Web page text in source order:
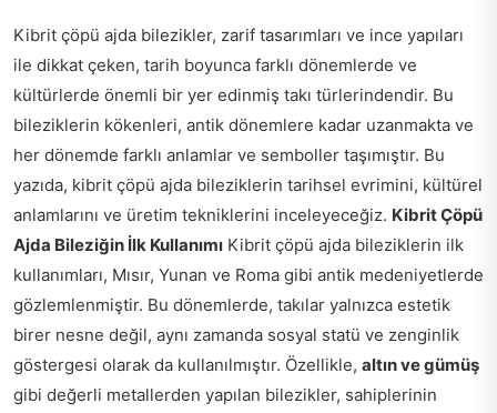
Kibrit çöpü ajda bilezikler, zarif tasarımları ve ince yapıları
ile dikkat çeken, tarih boyunca farklı dönemlerde ve
kültürlerde önemli bir yer edinmiş takı türlerindendir. Bu
bileziklerin kökenleri, antik dönemlere kadar uzanmakta ve
her dönemde farklı anlamlar ve semboller taşımıştır. Bu
yazıda, kibrit çöpü ajda bileziklerin tarihsel evrimini, kültürel
anlamlarını ve üretim tekniklerini inceleyeceğiz. Kibrit Çöpü
Ajda Bileziğin İlk Kullanımı Kibrit çöpü ajda bileziklerin ilk
kullanımları, Mısır, Yunan ve Roma gibi antik medeniyetlerde
gözlemlenmiştir. Bu dönemlerde, takılar yalnızca estetik
birer nesne değil, aynı zamanda sosyal statü ve zenginlik
göstergesi olarak da kullanılmıştır. Özellikle, altın ve gümüş
gibi değerli metallerden yapılan bilezikler, sahiplerinin